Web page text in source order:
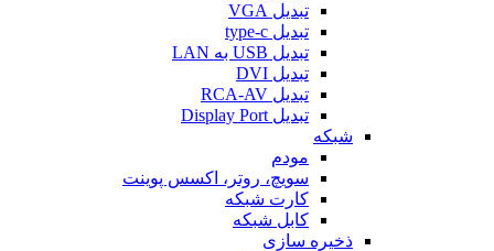
تبدیل VGA
تبدیل type-c
تبدیل USB به LAN
تبدیل DVI
تبدیل RCA-AV
تبدیل Display Port
شبکه
مودم
سویچ، روتر، اکسس پوینت
کارت شبکه
کابل شبکه
ذخیره سازی